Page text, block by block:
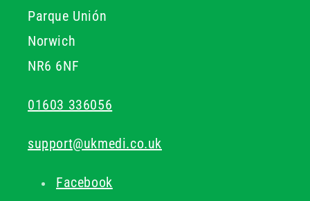
Parque Unión
Norwich
NR6 6NF
01603 336056
support@ukmedi.co.uk
Facebook